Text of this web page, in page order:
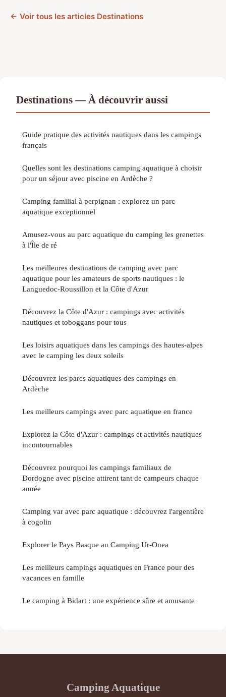
← Voir tous les articles Destinations
Destinations — À découvrir aussi
Guide pratique des activités nautiques dans les campings
français
Quelles sont les destinations camping aquatique à choisir
pour un séjour avec piscine en Ardèche ?
Camping familial à perpignan : explorez un parc
aquatique exceptionnel
Amusez-vous au parc aquatique du camping les grenettes
à l'Île de ré
Les meilleures destinations de camping avec parc
aquatique pour les amateurs de sports nautiques : le
Languedoc-Roussillon et la Côte d'Azur
Découvrez la Côte d'Azur : campings avec activités
nautiques et toboggans pour tous
Les loisirs aquatiques dans les campings des hautes-alpes
avec le camping les deux soleils
Découvrez les parcs aquatiques des campings en
Ardèche
Les meilleurs campings avec parc aquatique en france
Explorez la Côte d'Azur : campings et activités nautiques
incontournables
Découvrez pourquoi les campings familiaux de
Dordogne avec piscine attirent tant de campeurs chaque
année
Camping var avec parc aquatique : découvrez l'argentière
à cogolin
Explorer le Pays Basque au Camping Ur-Onea
Les meilleurs campings aquatiques en France pour des
vacances en famille
Le camping à Bidart : une expérience sûre et amusante
Camping Aquatique